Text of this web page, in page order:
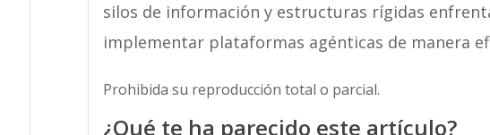
silos de información y estructuras rígidas
implementar plataformas agénticas de manera
Prohibida su reproducción total o parcial.
¿Qué te ha parecido este artículo?